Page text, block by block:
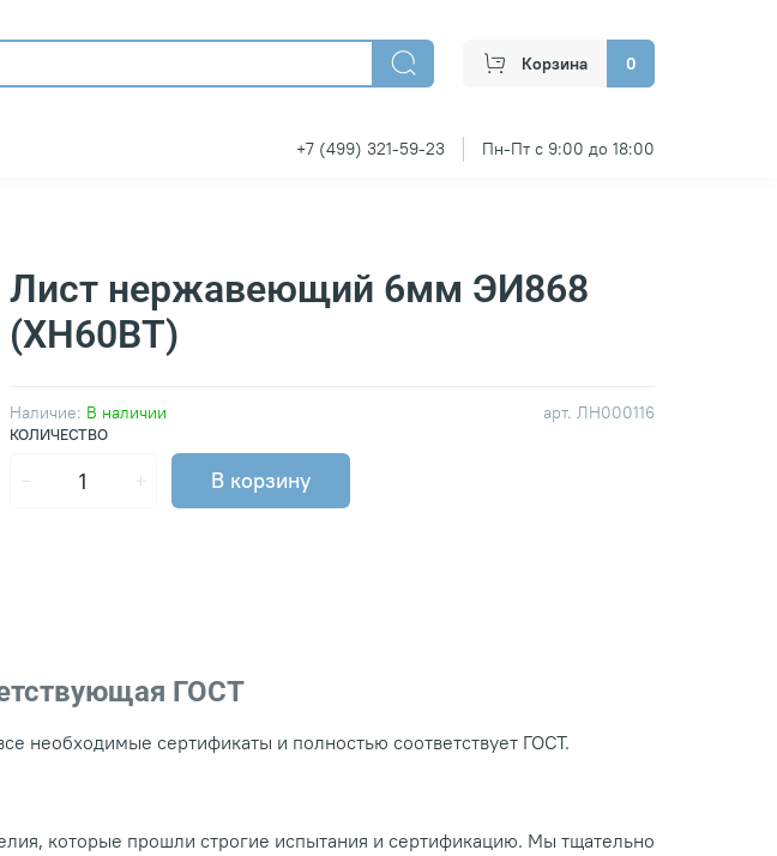
Корзина 0
+7 (499) 321-59-23 Пн-Пт с 9:00 до 18:00
арт. ЛН000116
Наличие: В наличии
Лист нержавеющий 6мм ЭИ868
(ХН60ВТ)
КОЛИЧЕСТВО
В корзину
ГОСТ
необходимые сертификаты и полностью соответствует ГОСТ.
которые прошли строгие испытания и сертификацию. Мы тщательно